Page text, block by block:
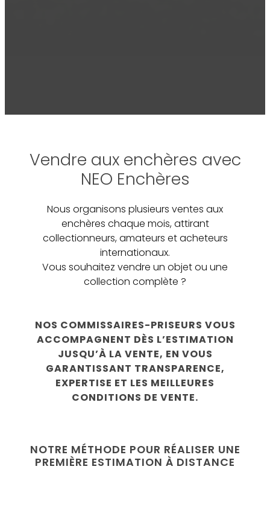
Vendre aux enchères avec
NEO Enchères
Nous organisons plusieurs ventes aux
enchères chaque mois, attirant
collectionneurs, amateurs et acheteurs
internationaux.
Vous souhaitez vendre un objet ou une
collection complète ?
NOS COMMISSAIRES-PRISEURS VOUS
ACCOMPAGNENT DÈS L’ESTIMATION
JUSQU’À LA VENTE, EN VOUS
GARANTISSANT TRANSPARENCE,
EXPERTISE ET LES MEILLEURES
CONDITIONS DE VENTE.
NOTRE MÉTHODE POUR RÉALISER UNE
PREMIÈRE ESTIMATION À DISTANCE